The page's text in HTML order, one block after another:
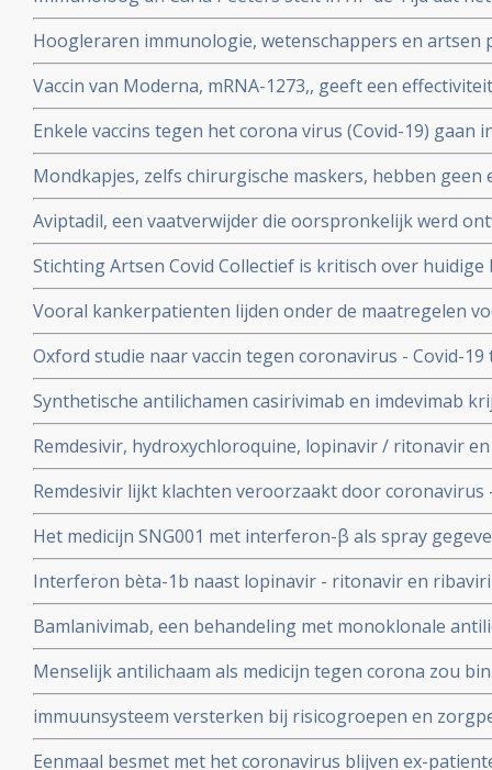
risico's is. En onderbouwt dat met ervaringen met het
Hoogleraren immunologie, wetenschappers en artsen
vitamine D tegen Covid-19. Er is steeds meer bewijs
coronavirus - Covid-19
Vaccin van Moderna, mRNA-1273,, geeft een
19 blijkt uit een tussenevaluatie.
Enkele vaccins tegen het corona virus (Covid-19) gaan
onderzocht worden na goede resultaten bij groepen
Mondkapjes, zelfs chirurgische maskers, hebben
tientallen gerandomiseerde studies. Dit in
Nederlandse regering van ons eist.
Aviptadil, een vaatverwijder die oorspronkelijk werd
te behandelen geeft betere overleving bij ernstig zieke
procent versus 27 procent
Stichting Artsen Covid Collectief is kritisch over
het coronavirus - Covid-19 en pleit voor veel meer
Vooral kankerpatienten lijden onder de maatregelen
omdat hun behandelingen en diagnoses te lang
Oxford studie naar vaccin tegen coronavirus - Covid-
immuunrespons bij ouderen (55+), de groep met het
Synthetische antilichamen casirivimab en imdevimab
authorization (EUA) voor gebruik bij patienten besmet
met milde klachten
Remdesivir, hydroxychloroquine, lopinavir / ritonavir
geen effect als behandeling van patienten
coronabesmetting.
Remdesivir lijkt klachten veroorzaakt door coronavirus
maar is weinig bewijs voor.
Het medicijn SNG001 met interferon-β als spray
bij patienten besmet met het coronavirus - Covid-19
ziekenhuis.
Interferon bèta-1b naast lopinavir - ritonavir en
behandeling van patiënten met COVID-19 dan
Interferon bèta-1b
Bamlanivimab, een behandeling met monoklonale
met het coronavirus - Covid-19 krijgt toestemming van
uitstekende resultaten.
Menselijk antilichaam als medicijn tegen corona zou
kunnen leveren volgens onderzoekers van Erasmus MC
immuunsysteem versterken bij risicogroepen en
wachten op vaccin, aldus Immunoloog dr. Carla Peeters
Eenmaal besmet met het coronavirus blijven ex-